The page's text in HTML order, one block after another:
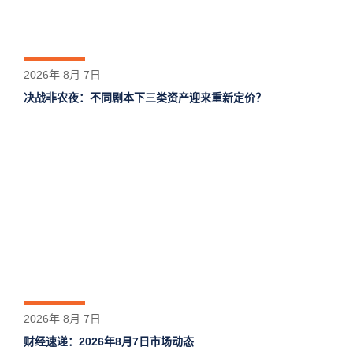
2026年 8月 7日
决战非农夜：不同剧本下三类资产迎来重新定价？
2026年 8月 7日
财经速递：2026年8月7日市场动态